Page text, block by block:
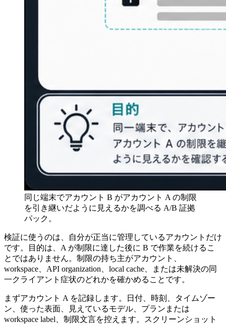
同じ端末でアカウント B がアカウント A の制限
を引き継いだように見えるかを調べる A/B 証拠
パック。
検証に使うのは、自分が正当に管理しているアカウントだけ
です。目的は、A が制限に達した後に B で作業を続けるこ
とではありません。制限の持ち主がアカウント、
workspace、API organization、local cache、または未解決の同
一クライアント症状のどれかを確かめることです。
まずアカウント A を記録します。日付、時刻、タイムゾー
ン、使った表面、見えているモデル、プランまたは
workspace label、制限文言を控えます。スクリーンショット